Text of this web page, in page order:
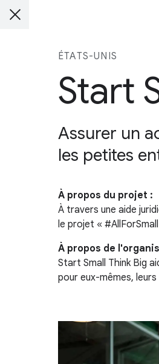
ÉTATS-UNIS
Start
Assurer un
les petites
À propos du projet :
À travers une aide
le projet «
À propos de
Start Small Think Big
pour eux-mêmes,